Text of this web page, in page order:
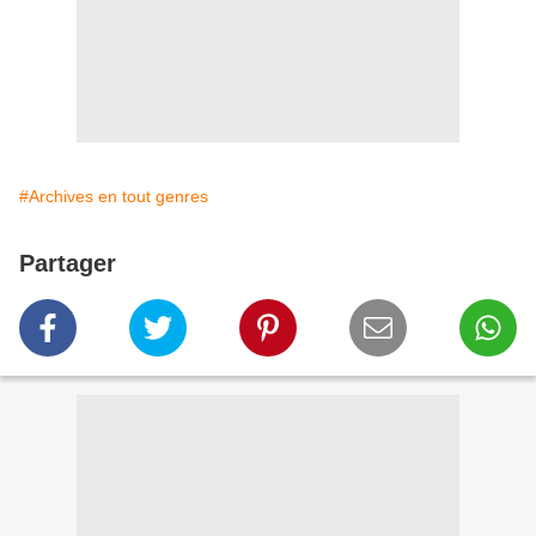
#Archives en tout genres
Partager